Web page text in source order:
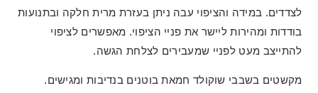
לצדדים. במידה והציפוי עבה ניתן בעזרת מרית חלקה ובתנועות
בודדות ומהירות ליישר את פניי הציפוי. מאפשרים לציפוי
להתייצב מעט לפניי שמעבירים לצלחת הגשה.
מקשטים בשבבי שוקולד חמאת בוטנים בנדיבות ומגישים.